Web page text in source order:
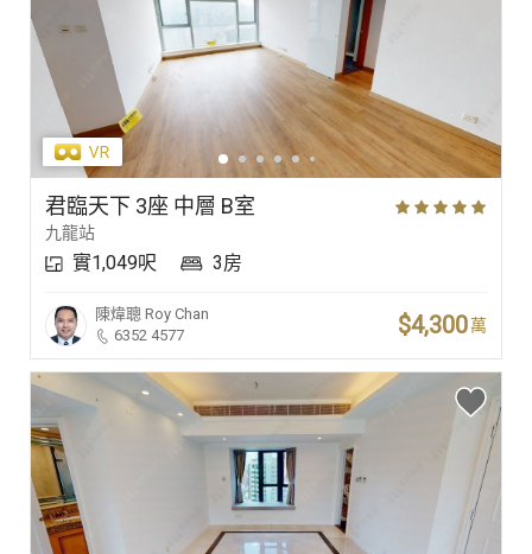
君臨天下 3座 中層 B室
九龍站
實1,049呎 3房
陳煒聰 Roy Chan
6352 4577
$4,300萬